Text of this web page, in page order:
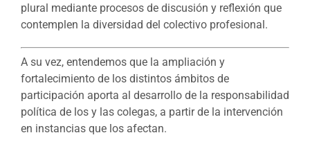
plural mediante procesos de discusión y reflexión que
contemplen la diversidad del colectivo profesional.
A su vez, entendemos que la ampliación y
fortalecimiento de los distintos ámbitos de
participación aporta al desarrollo de la responsabilidad
política de los y las colegas, a partir de la intervención
en instancias que los afectan.